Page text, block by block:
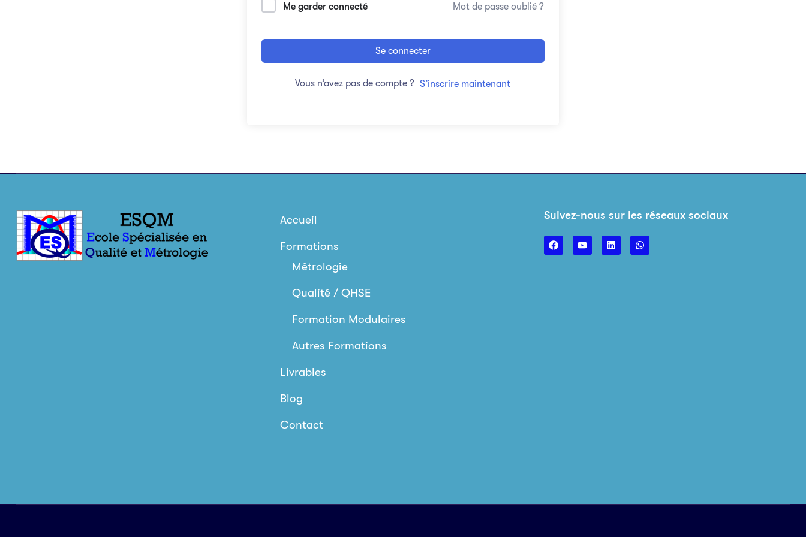
Me garder connecté Mot de passe oublié ?
Se connecter
Vous n’avez pas de compte ? S’inscrire maintenant
Accueil
Formations
Métrologie
Qualité / QHSE
Formation Modulaires
Autres Formations
Livrables
Blog
Contact
Suivez-nous sur les réseaux sociaux